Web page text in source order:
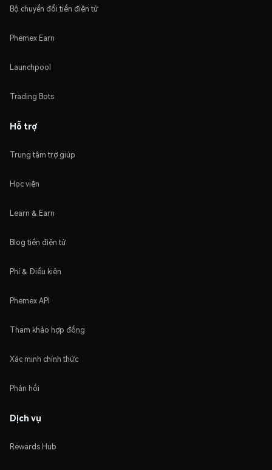
Bộ chuyển đổi tiền điện tử
Phemex Earn
Launchpool
Trading Bots
Hỗ trợ
Trung tâm trợ giúp
Học viện
Learn & Earn
Blog tiền điện tử
Phí & Điều kiện
Phemex API
Tham khảo hợp đồng
Xác minh chính thức
Phản hồi
Dịch vụ
Rewards Hub